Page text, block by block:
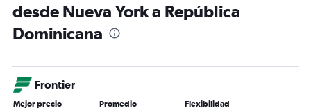
desde Nueva York a República
Dominicana
Frontier
Mejor precio Promedio Flexibilidad